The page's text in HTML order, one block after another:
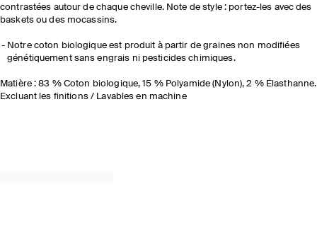
contrastées autour de chaque cheville. Note de style : portez-les avec des
baskets ou des mocassins.
Notre coton biologique est produit à partir de graines non modifiées
génétiquement sans engrais ni pesticides chimiques.
Matière : 83 % Coton biologique, 15 % Polyamide (Nylon), 2 % Élasthanne.
Excluant les finitions / Lavables en machine